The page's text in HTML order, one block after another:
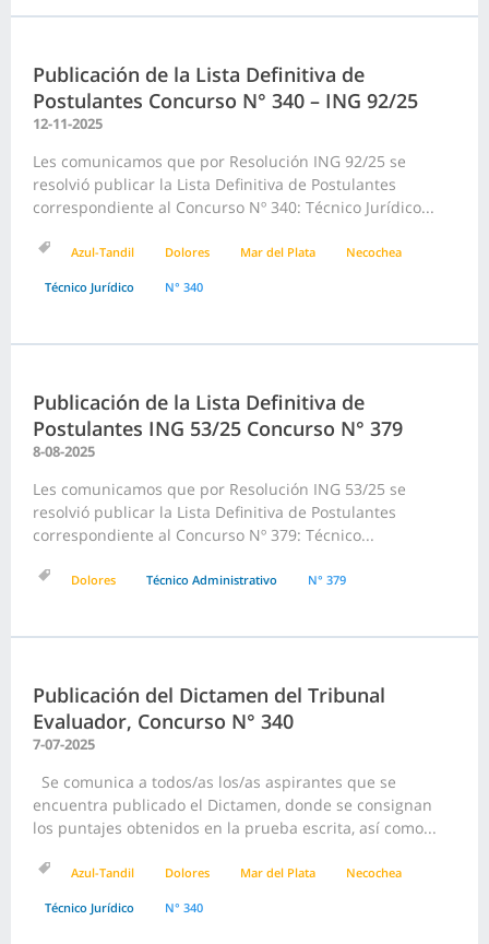
Publicación de la Lista Definitiva de
Postulantes Concurso N° 340 – ING 92/25
12-11-2025
Les comunicamos que por Resolución ING 92/25 se
resolvió publicar la Lista Definitiva de Postulantes
correspondiente al Concurso Nº 340: Técnico Jurídico...
Azul-Tandil Dolores Mar del Plata Necochea
Técnico Jurídico N° 340
Publicación de la Lista Definitiva de
Postulantes ING 53/25 Concurso N° 379
8-08-2025
Les comunicamos que por Resolución ING 53/25 se
resolvió publicar la Lista Definitiva de Postulantes
correspondiente al Concurso Nº 379: Técnico...
Dolores Técnico Administrativo N° 379
Publicación del Dictamen del Tribunal
Evaluador, Concurso N° 340
7-07-2025
Se comunica a todos/as los/as aspirantes que se
encuentra publicado el Dictamen, donde se consignan
los puntajes obtenidos en la prueba escrita, así como...
Azul-Tandil Dolores Mar del Plata Necochea
Técnico Jurídico N° 340